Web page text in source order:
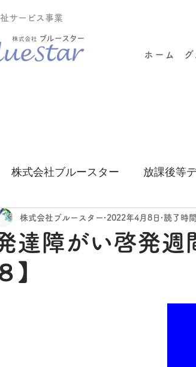
サービス事業
ホーム
株式会社ブルースター 放課後等
ホームティーツリー
達障がい啓発
】
株式会社ブルースター 2022年4月8日 読了時